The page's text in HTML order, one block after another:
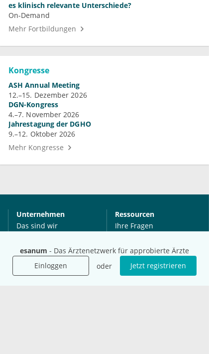
esanum - Das Ärztenetzwerk für approbierte Ärzte
Einloggen
oder Jetzt registrieren
es klinisch relevante Unterschiede?
On-Demand
Mehr Fortbildungen
Kongresse
ASH Annual Meeting
12.–15. Dezember 2026
DGN-Kongress
4.–7. November 2026
Jahrestagung der DGHO
9.–12. Oktober 2026
Mehr Kongresse
Unternehmen
Das sind wir
Für Agenturen
Mediadaten
Presse
Ressourcen
Ihre Fragen